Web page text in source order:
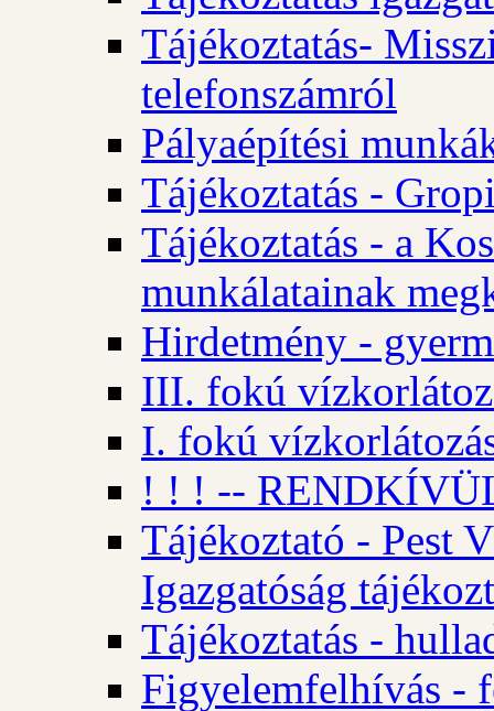
Tájékoztatás-
telefonszámról
Pályaépítési
Tájékoztatás -
Tájékoztatás - a
munkálatainak
Hirdetmény -
III. fokú
I. fokú
! ! ! --
Tájékoztató - Pest
Igazgatóság
Tájékoztatás -
Figyelemfelhívás -